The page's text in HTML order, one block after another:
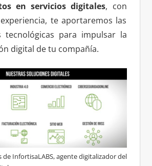
en servicios digitales, con
te aportaremos las
tecnológicas para impulsar la
digital de tu compañía.
de InfortisaLABS, agente digitalizador del